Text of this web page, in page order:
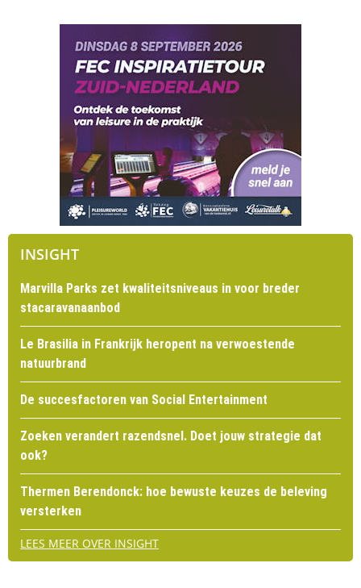
INSIGHT
Marvilla Parks zet kwaliteitsniveaus in voor breder
stacaravanaanbod
Le Brasilia in Frankrijk heropent na verwoestende
natuurbrand
De succesfactoren van Social Entertainment
Zoeken verandert razendsnel. Doet jouw strategie dat
ook?
Thermen Berendonck: hoe bewuste keuzes de beleving
versterken
LEES MEER OVER INSIGHT